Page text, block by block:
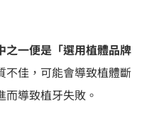
之一便是「選用植體品牌
不佳，可能會導致植體斷
導致植牙失敗。